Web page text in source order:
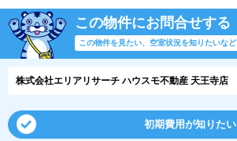
この物件にお問合せする
この物件を見たい、空室状況を知りたいなど
株式会社エリアリサーチ ハウスモ不動産 天王寺店
初期費用が知りたい